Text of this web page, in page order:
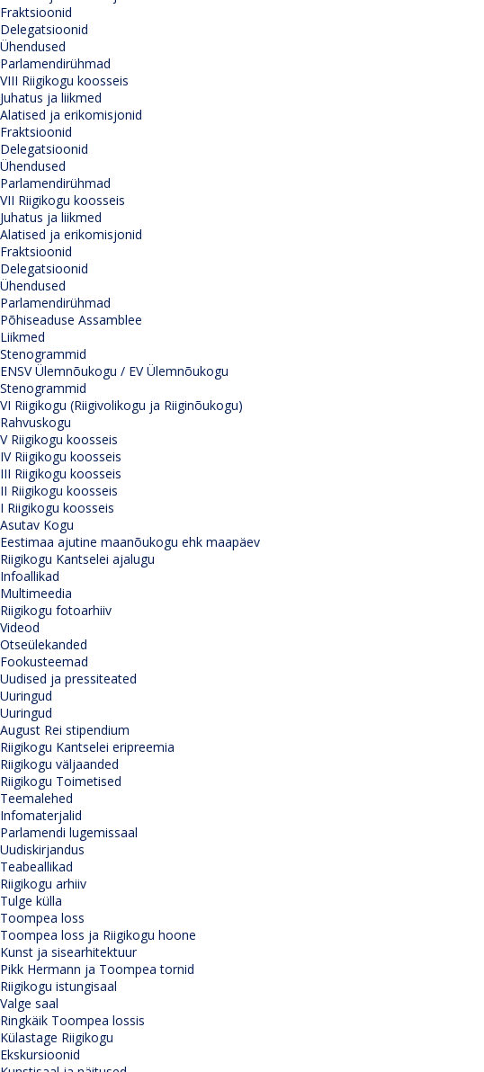
Fraktsioonid
Delegatsioonid
Ühendused
Parlamendirühmad
VIII Riigikogu koosseis
Juhatus ja liikmed
Alatised ja erikomisjonid
Fraktsioonid
Delegatsioonid
Ühendused
Parlamendirühmad
VII Riigikogu koosseis
Juhatus ja liikmed
Alatised ja erikomisjonid
Fraktsioonid
Delegatsioonid
Ühendused
Parlamendirühmad
Põhiseaduse Assamblee
Liikmed
Stenogrammid
ENSV Ülemnõukogu / EV Ülemnõukogu
Stenogrammid
VI Riigikogu (Riigivolikogu ja Riiginõukogu)
Rahvuskogu
V Riigikogu koosseis
IV Riigikogu koosseis
III Riigikogu koosseis
II Riigikogu koosseis
I Riigikogu koosseis
Asutav Kogu
Eestimaa ajutine maanõukogu ehk maapäev
Riigikogu Kantselei ajalugu
Infoallikad
Multimeedia
Riigikogu fotoarhiiv
Videod
Otseülekanded
Fookusteemad
Uudised ja pressiteated
Uuringud
Uuringud
August Rei stipendium
Riigikogu Kantselei eripreemia
Riigikogu väljaanded
Riigikogu Toimetised
Teemalehed
Infomaterjalid
Parlamendi lugemissaal
Uudiskirjandus
Teabeallikad
Riigikogu arhiiv
Tulge külla
Toompea loss
Toompea loss ja Riigikogu hoone
Kunst ja sisearhitektuur
Pikk Hermann ja Toompea tornid
Riigikogu istungisaal
Valge saal
Ringkäik Toompea lossis
Külastage Riigikogu
Ekskursioonid